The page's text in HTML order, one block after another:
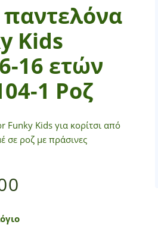
Kids
16 ετών
1 Ροζ
Funky Kids για κορίτσι από
σε ροζ με πράσινες